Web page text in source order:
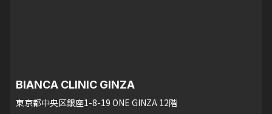
BIANCA CLINIC GINZA
東京都中央区銀座1-8-19 ONE GINZA 12階